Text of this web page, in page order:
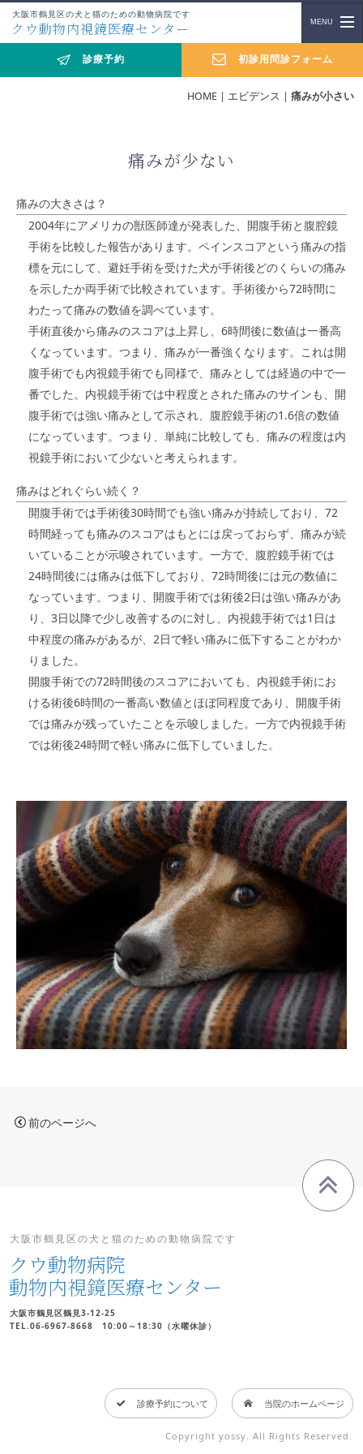
大阪市鶴見区の犬と猫のための動物病院です
クウ動物内視鏡医療センター
診療予約 初診用問診フォーム
HOME | エビデンス | 痛みが小さい
痛みが少ない
痛みの大きさは？
2004年にアメリカの獣医師達が発表した、開腹手術と腹腔鏡
手術を比較した報告があります。ペインスコアという痛みの指
標を元にして、避妊手術を受けた犬が手術後どのくらいの痛み
を示したか両手術で比較されています。手術後から72時間に
わたって痛みの数値を調べています。
手術直後から痛みのスコアは上昇し、6時間後に数値は一番高
くなっています。つまり、痛みが一番強くなります。これは開
腹手術でも内視鏡手術でも同様で、痛みとしては経過の中で一
番でした。内視鏡手術では中程度とされた痛みのサインも、開
腹手術では強い痛みとして示され、腹腔鏡手術の1.6倍の数値
になっています。つまり、単純に比較しても、痛みの程度は内
視鏡手術において少ないと考えられます。
痛みはどれぐらい続く？
開腹手術では手術後30時間でも強い痛みが持続しており、72
時間経っても痛みのスコアはもとには戻っておらず、痛みが続
いていることが示唆されています。一方で、腹腔鏡手術では
24時間後には痛みは低下しており、72時間後には元の数値に
なっています。つまり、開腹手術では術後2日は強い痛みがあ
り、3日以降で少し改善するのに対し、内視鏡手術では1日は
中程度の痛みがあるが、2日で軽い痛みに低下することがわか
りました。
開腹手術での72時間後のスコアにおいても、内視鏡手術にお
ける術後6時間の一番高い数値とほぼ同程度であり、開腹手術
では痛みが残っていたことを示唆しました。一方で内視鏡手術
では術後24時間で軽い痛みに低下していました。
前のページへ
大阪市鶴見区の犬と猫のための動物病院です
クウ動物病院
動物内視鏡医療センター
大阪市鶴見区鶴見3-12-25
TEL.06-6967-8668 10:00～18:30（水曜休診）
診療予約について 当院のホームページ
Copyright yossy. All Rights Reserved.